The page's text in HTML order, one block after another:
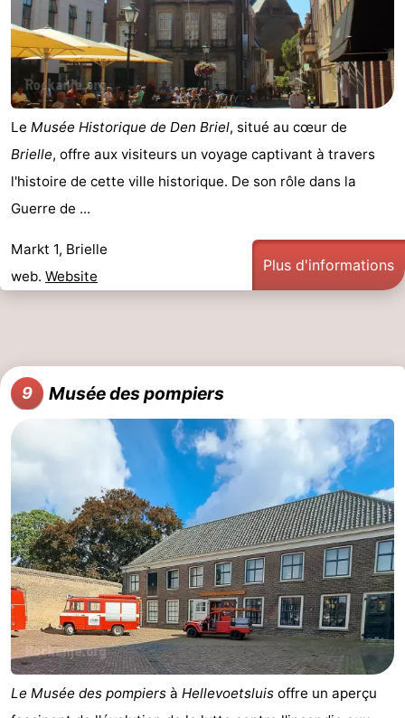
Le Musée Historique de Den Briel, situé au cœur de
Brielle, offre aux visiteurs un voyage captivant à travers
l'histoire de cette ville historique. De son rôle dans la
Guerre de ...
Markt 1, Brielle
web. Website
Plus d'informations
9 Musée des pompiers
Le Musée des pompiers à Hellevoetsluis offre un aperçu